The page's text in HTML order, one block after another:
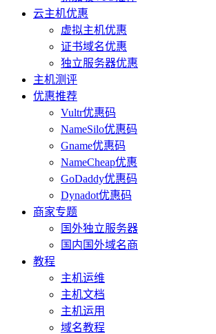
云主机优惠
虚拟主机优惠
证书域名优惠
独立服务器优惠
主机测评
优惠推荐
Vultr优惠码
NameSilo优惠码
Gname优惠码
NameCheap优惠
GoDaddy优惠码
Dynadot优惠码
商家专题
国外独立服务器
国内国外域名商
教程
主机运维
主机文档
主机运用
域名教程